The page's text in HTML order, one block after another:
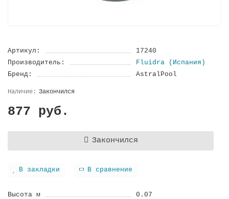
Артикул:
17240
Производитель:
Fluidra (Испания)
Бренд:
AstralPool
Закончился
877 руб.
Закончился
В закладки В сравнение
Высота м
0.07